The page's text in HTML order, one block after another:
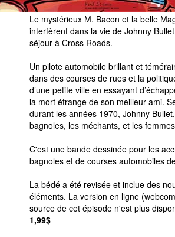
Le mystérieux M. Bacon et la belle
interfèrent dans la vie de Johnny
séjour à Cross Roads.
Un pilote automobile brillant et
dans des courses de rues et la
d’une petite ville en essayant
la mort étrange de son meilleur ami.
durant les années 1970, Johnny
bagnoles, les méchants, et les
C'est une bande dessinée pour les
bagnoles et de courses automobiles
La bédé a été revisée et inclue des
éléments. La version en ligne
source de cet épisode n'est plus
1,99$